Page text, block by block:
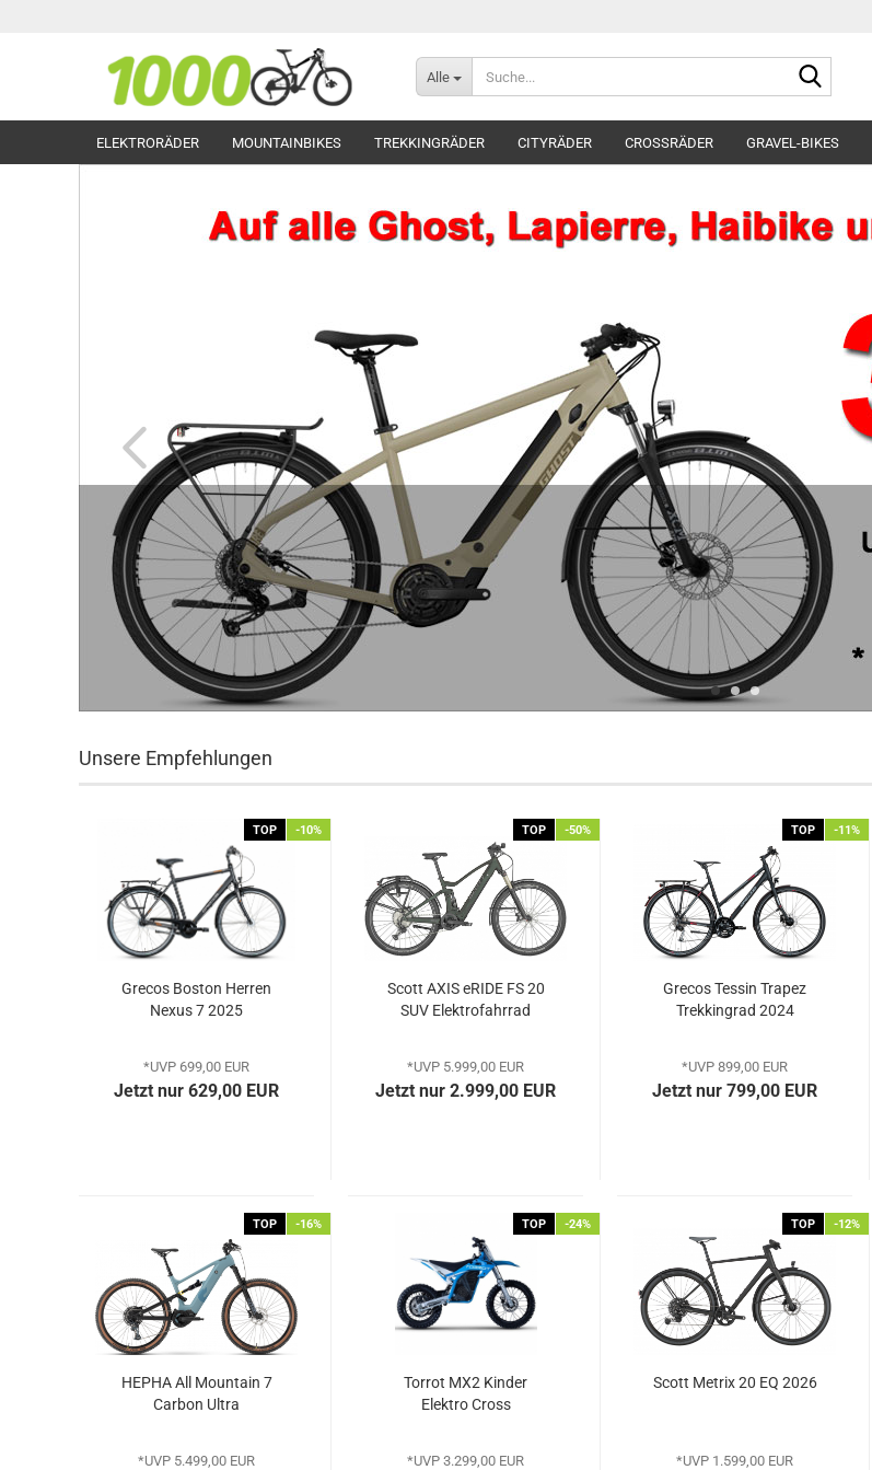
Alle
ELEKTRORÄDER MOUNTAINBIKES TREKKINGRÄDER CITYRÄDER CROSSRÄDER GRAVEL-BIKES
Unsere Empfehlungen
TOP -10%
Grecos Boston Herren
Nexus 7 2025
*UVP 699,00 EUR
Jetzt nur 629,00 EUR
TOP -50%
Scott AXIS eRIDE FS 20
SUV Elektrofahrrad
*UVP 5.999,00 EUR
Jetzt nur 2.999,00 EUR
TOP -11%
Grecos Tessin Trapez
Trekkingrad 2024
*UVP 899,00 EUR
Jetzt nur 799,00 EUR
TOP -16%
HEPHA All Mountain 7
Carbon Ultra
*UVP 5.499,00 EUR
TOP -24%
Torrot MX2 Kinder
Elektro Cross
*UVP 3.299,00 EUR
TOP -12%
Scott Metrix 20 EQ 2026
*UVP 1.599,00 EUR